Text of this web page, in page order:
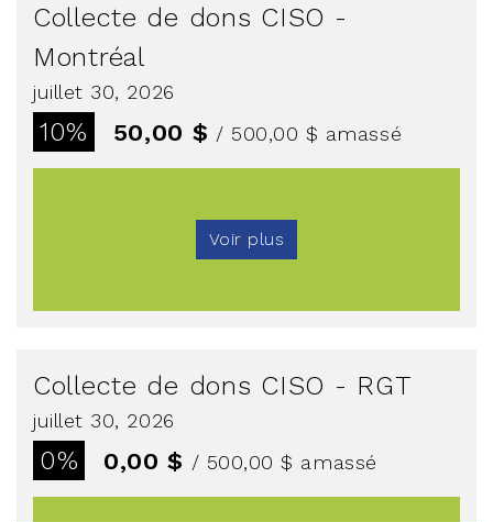
Collecte de dons CISO -
Montréal
juillet 30, 2026
10% 50,00 $ / 500,00 $ amassé
Voir plus
Collecte de dons CISO - RGT
juillet 30, 2026
0% 0,00 $ / 500,00 $ amassé